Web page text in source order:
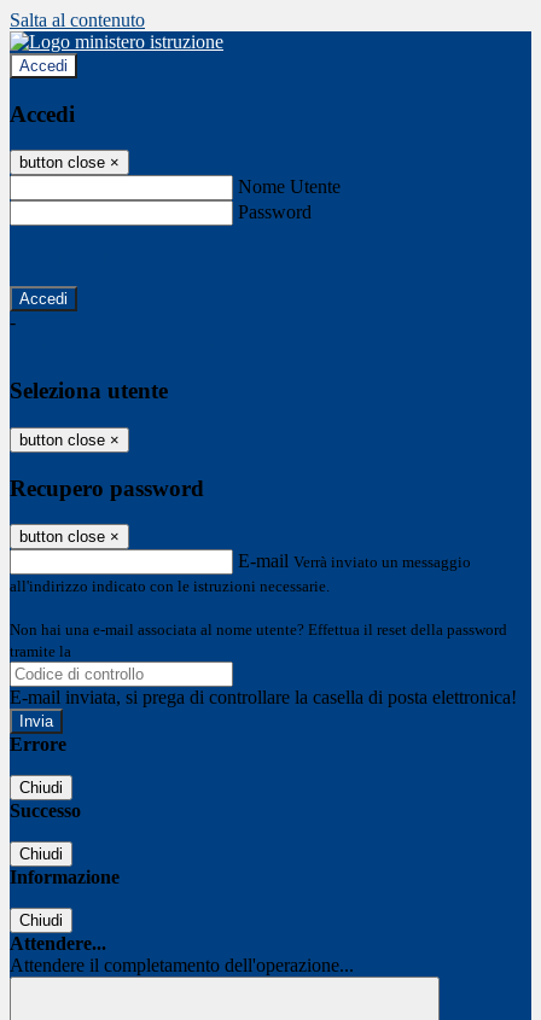
Salta al contenuto
Accedi
Accedi
button close ×
Nome Utente
Password
-
Seleziona utente
button close ×
Recupero password
button close ×
E-mail Verrà inviato un messaggio
all'indirizzo indicato con le istruzioni necessarie.
Non hai una e-mail associata al nome utente? Effettua il reset della password
tramite la
E-mail inviata, si prega di controllare la casella di posta elettronica!
Errore
Chiudi
Successo
Chiudi
Informazione
Chiudi
Attendere...
Attendere il completamento dell'operazione...